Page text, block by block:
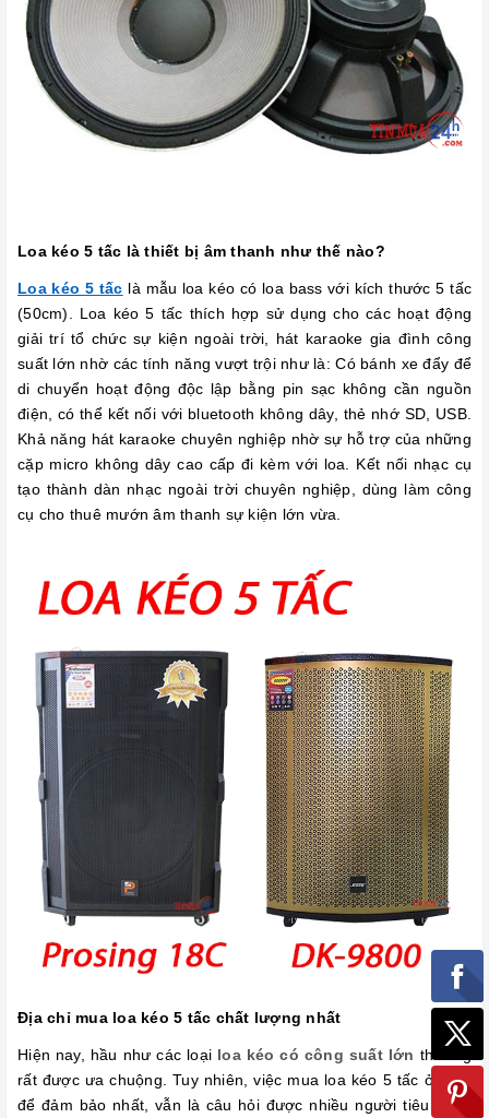
Loa kéo 5 tấc là thiết bị âm thanh như thế nào?
Loa kéo 5 tấc là mẫu loa kéo có loa bass với kích thước 5 tấc
(50cm). Loa kéo 5 tấc thích hợp sử dụng cho các hoạt động
giải trí tổ chức sự kiện ngoài trời, hát karaoke gia đình công
suất lớn nhờ các tính năng vượt trội như là: Có bánh xe đẩy để
di chuyển hoạt động độc lập bằng pin sạc không cần nguồn
điện, có thể kết nối với bluetooth không dây, thẻ nhớ SD, USB.
Khả năng hát karaoke chuyên nghiệp nhờ sự hỗ trợ của những
cặp micro không dây cao cấp đi kèm với loa. Kết nối nhạc cụ
tạo thành dàn nhạc ngoài trời chuyên nghiệp, dùng làm công
cụ cho thuê mướn âm thanh sự kiện lớn vừa.
Địa chỉ mua loa kéo 5 tấc chất lượng nhất
Hiện nay, hầu như các loại loa kéo có công suất lớn thường
rất được ưa chuộng. Tuy nhiên, việc mua loa kéo 5 tấc ở đâu,
để đảm bảo nhất, vẫn là câu hỏi được nhiều người tiêu dùng